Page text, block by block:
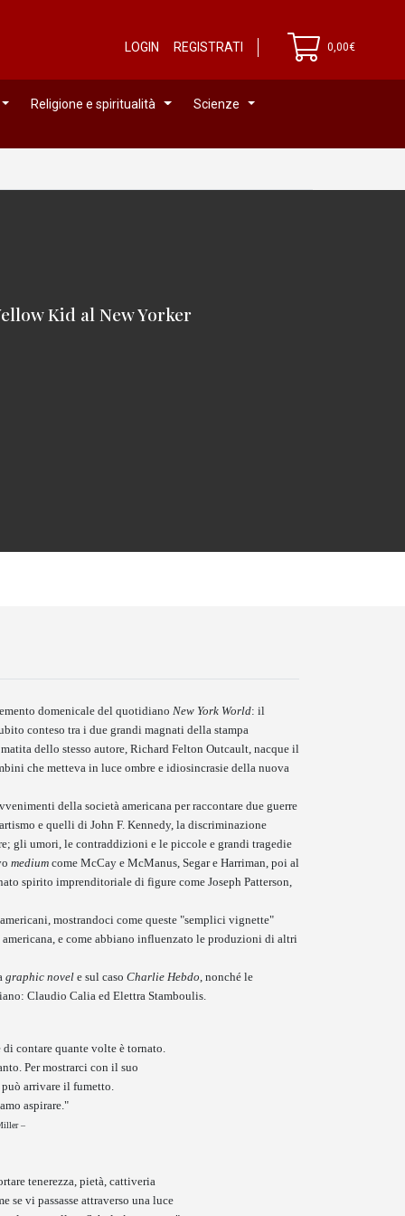
LOGIN REGISTRATI 0,00€
Religione e spiritualità
Scienze
Kid al New Yorker
domenicale del quotidiano New York World: il
conteso tra i due grandi magnati della stampa
dello stesso autore, Richard Felton Outcault, nacque il
che metteva in luce ombre e idiosincrasie della nuova
della società americana per raccontare due guerre
e quelli di John F. Kennedy, la discriminazione
gli umori, le contraddizioni e le piccole e grandi tragedie
medium come McCay e McManus, Segar e Harriman, poi al
spirito imprenditoriale di figure come Joseph Patterson,
mostrandoci come queste "semplici vignette"
e come abbiano influenzato le produzioni di altri
graphic novel e sul caso Charlie Hebdo , nonché le
Claudio Calia ed Elettra Stamboulis.
contare quante volte è tornato.
Per mostrarci con il suo
arrivare il fumetto.
aspirare."
–
tenerezza, pietà, cattiveria
se vi passasse attraverso una luce